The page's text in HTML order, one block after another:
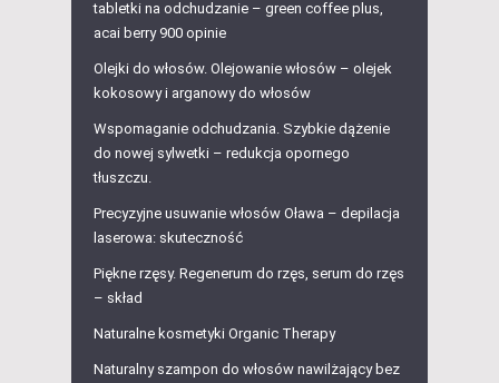
tabletki na odchudzanie – green coffee plus,
acai berry 900 opinie
Olejki do włosów. Olejowanie włosów – olejek
kokosowy i arganowy do włosów
Wspomaganie odchudzania. Szybkie dążenie
do nowej sylwetki – redukcja opornego
tłuszczu.
Precyzyjne usuwanie włosów Oława – depilacja
laserowa: skuteczność
Piękne rzęsy. Regenerum do rzęs, serum do rzęs
– skład
Naturalne kosmetyki Organic Therapy
Naturalny szampon do włosów nawilżający bez